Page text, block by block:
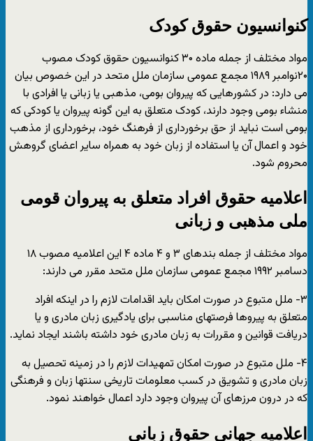
کنوانسیون حقوق کودک
مواد مختلف از جمله ماده ۳۰ کنوانسیون حقوق کودک مصوب
۲۰نوامبر ۱۹۸۹ مجمع عمومی سازمان ملل متحد در این خصوص بیان
می دارد: در کشورهایی که پیروان بومی، مذهبی یا زبانی یا افرادی با
منشاء بومی وجود دارند، کودک متعلق به این گونه پیروان یا کودکی که
بومی است نباید از حق برخورداری از فرهنگ خود، برخورداری از مذهب
خود و اعمال آن یا استفاده از زبان خود به همراه سایر اعضای گروهش
محروم شود.
اعلامیه حقوق افراد متعلق به پیروان قومی
ملی مذهبی و زبانی
مواد مختلف از جمله بندهای ۳ و ۴ ماده ۴ این اعلامیه مصوب ۱۸
دسامبر ۱۹۹۲ مجمع عمومی سازمان ملل متحد مقرر می دارند:
۳- ملل متبوع در صورت امکان باید اقدامات لازم را در اینکه افراد
متعلق به پیروها فرصتهای مناسبی برای یادگیری زبان مادری و یا
دریافت قوانین و مقررات به زبان مادری خود داشته باشند ایجاد نماید.
۴- ملل متبوع در صورت امکان تمهیدات لازم را در زمینه تحصیل به
زبان مادری و تشویق در کسب معلومات تاریخی سنتها زبان و فرهنگی
که در درون مرزهای آن پیروان وجود دارد اعمال خواهند نمود.
اعلامیه جهانی حقوق زبانی